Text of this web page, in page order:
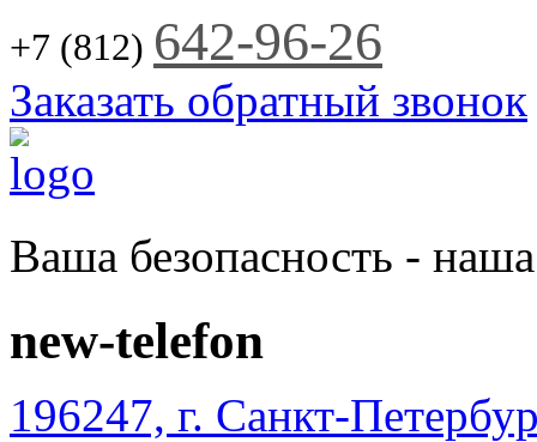
+7 (812) 642-96-26
Заказать обратный звонок
Ваша безопасность -
new-telefon
196247, г. Санкт-